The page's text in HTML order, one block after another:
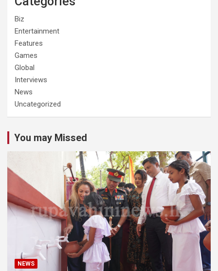
Biz
Entertainment
Features
Games
Global
Interviews
News
Uncategorized
You may Missed
NEWS